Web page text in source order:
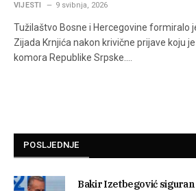
VIJESTI 9 svibnja, 2026
Tužilaštvo Bosne i Hercegovine formiralo
Zijada Krnjića nakon krivične prijave koju
komora Republike Srpske.…
POSLJEDNJE
Bakir Izetbegović